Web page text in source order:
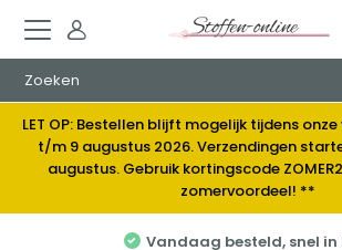
LET OP: Bestellen blijft mogelijk tijdens
t/m 9 augustus 2026. Verzendingen
augustus. Gebruik kortingscode
zomervoordeel! **
Vandaag besteld, snel in